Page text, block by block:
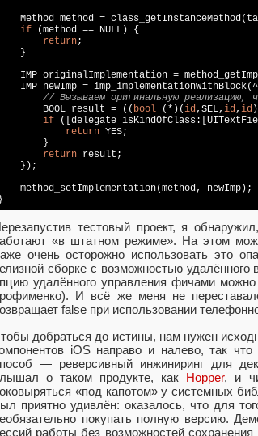
Method method =
if (method == NULL ) {
return;
}
IMP originalImplementation =
IMP newImp = imp_implementationWithBlock(^
// Вызываем оригинальную реализацию,
BOOL result = (( bool (*)(id,SEL, id, id
if ([delegate isKindOfClass:[
return YES;
}
return result;
});
method_setImplementation(method, newImp);
тестовый проект, я
«в штатном режиме». На этом
очень осторожно использовать это
сборке с возможностью
удалённого управления фичами можно
И всё же меня не
false при использовании
добраться до истины, нам нужен
iOS направо и налево, так
— реверсивный инжиниринг для
о таком продукте, как Hopper, и
«под капотом» у системных
приятно удивлён: оказалось, что для
покупать полную версию.
работы без возможностей